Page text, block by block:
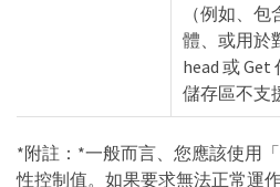
（例如、
體、或用於
head 或 Get
儲存區不支
*附註：*一般而言、您應該使用
性控制值。如果要求無法正常運